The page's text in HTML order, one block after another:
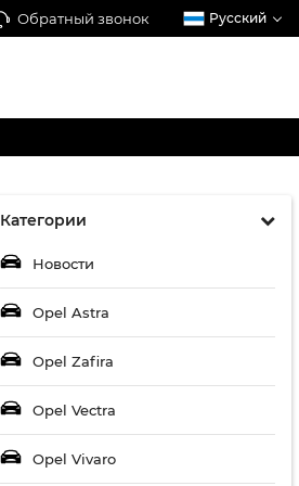
Обратный звонок Русский
Категории
Новости
Opel Astra
Opel Zafira
Opel Vectra
Opel Vivaro